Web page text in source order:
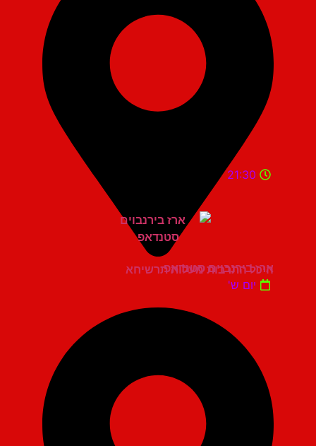
היכל התרבות מעלות תרשיחא
21:30
ארז בירנבוים סטנדאפ
יום ש'